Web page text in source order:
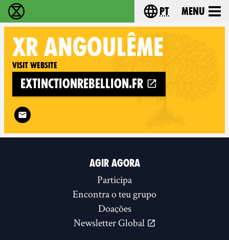
Extinction Rebellion - Home Choose your
pt Menu
XR ANGOULÊME
Visit website
extinctionrebellion.fr
Follow XR Angoulême on
AGIR AGORA
Participa
Encontra o teu grupo
Doações
Newsletter Global